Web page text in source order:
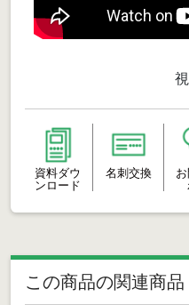
資料ダウ
ンロード
名刺交換
この商品の関連商品